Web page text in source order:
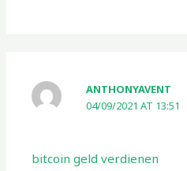
ANTHONYAVENT
04/09/2021 AT 13:51
bitcoin geld verdienen